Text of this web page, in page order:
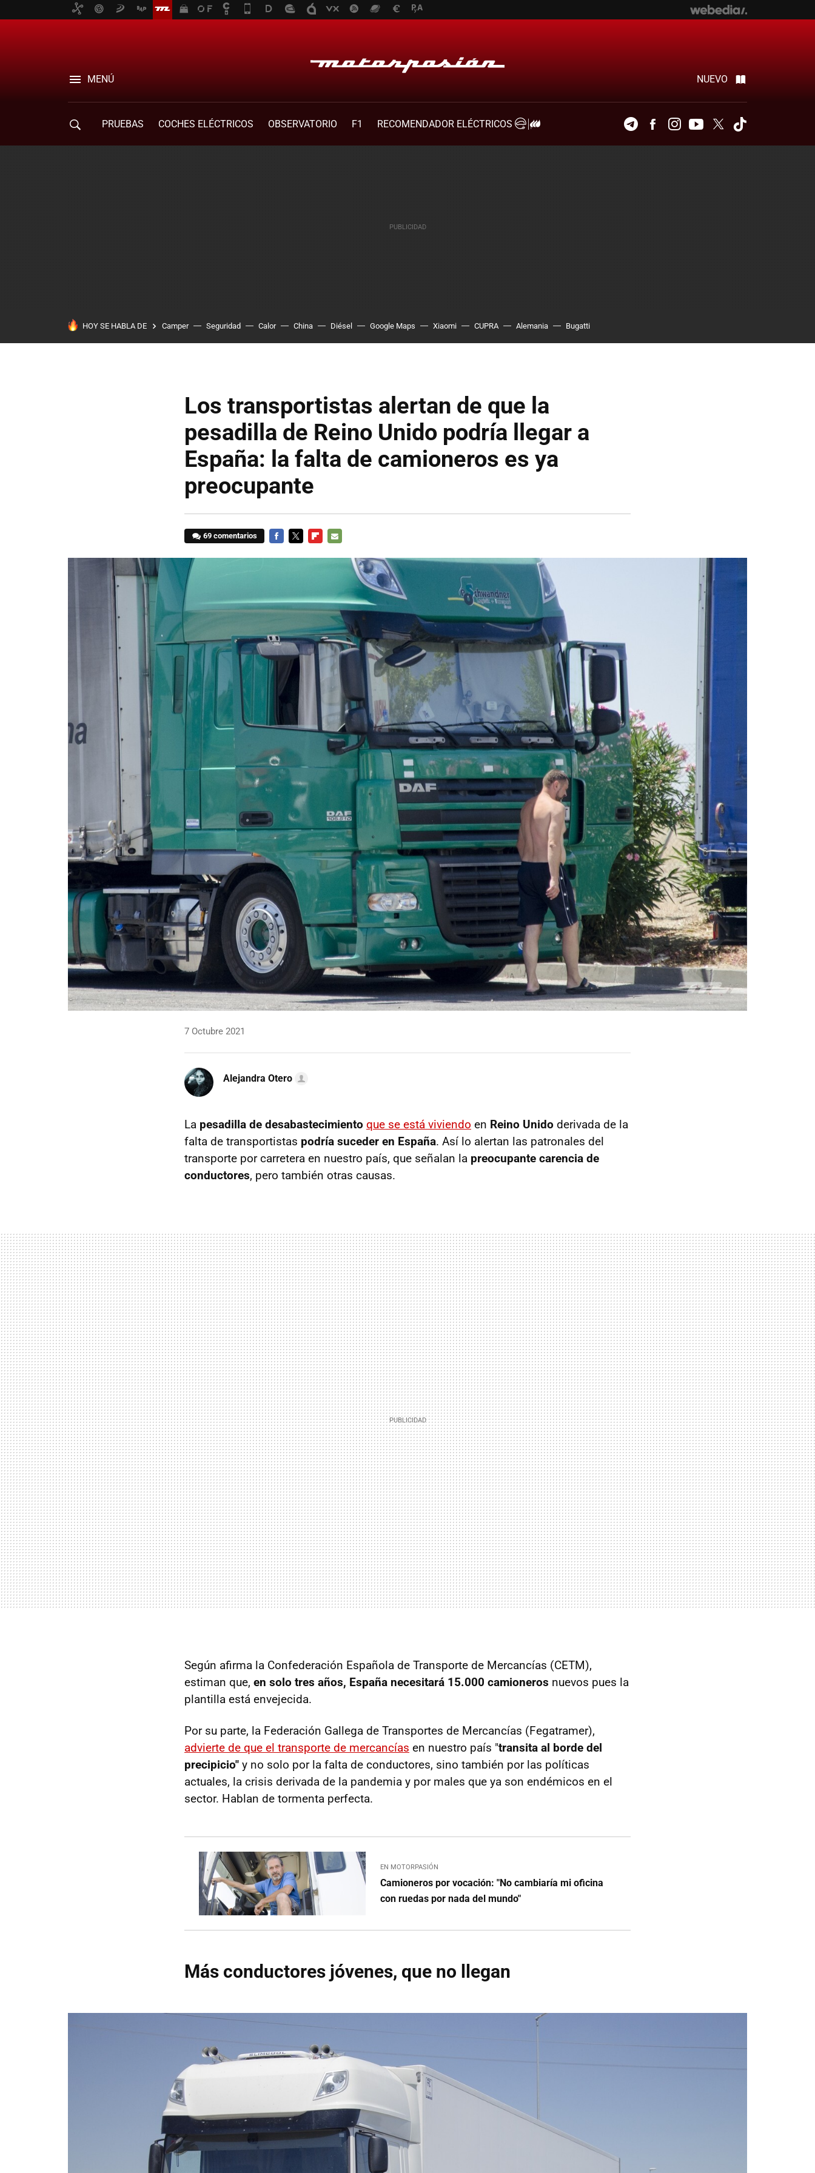
MENÚ NUEVO
PRUEBAS COCHES ELÉCTRICOS OBSERVATORIO F1
RECOMENDADOR ELÉCTRICOS
TelegramFacebookInstagramYoutubeTwitter
HOY SE HABLA DE Camper Seguridad Calor China Diésel Google Maps Xiaomi CUPRA Alemania Bugatti
Los transportistas alertan de que la
pesadilla de Reino Unido podría llegar a
España: la falta de camioneros es ya
preocupante
69 comentarios
7 Octubre 2021
Alejandra Otero
La pesadilla de desabastecimiento que se está viviendo en Reino Unido derivada de la
falta de transportistas podría suceder en España. Así lo alertan las patronales del
transporte por carretera en nuestro país, que señalan la preocupante carencia de
conductores, pero también otras causas.
Según afirma la Confederación Española de Transporte de Mercancías (CETM),
estiman que, en solo tres años, España necesitará 15.000 camioneros nuevos pues la
plantilla está envejecida.
Por su parte, la Federación Gallega de Transportes de Mercancías (Fegatramer),
advierte de que el transporte de mercancías en nuestro país "transita al borde del
precipicio" y no solo por la falta de conductores, sino también por las políticas
actuales, la crisis derivada de la pandemia y por males que ya son endémicos en el
sector. Hablan de tormenta perfecta.
EN MOTORPASIÓN
Camioneros por vocación: "No cambiaría mi oficina
con ruedas por nada del mundo"
Más conductores jóvenes, que no llegan